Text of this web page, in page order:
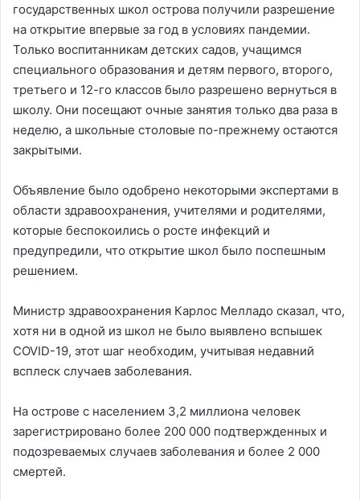
государственных школ острова получили разрешение
на открытие впервые за год в условиях пандемии.
Только воспитанникам детских садов, учащимся
специального образования и детям первого, второго,
третьего и 12-го классов было разрешено вернуться в
школу. Они посещают очные занятия только два раза в
неделю, а школьные столовые по-прежнему остаются
закрытыми.
Объявление было одобрено некоторыми экспертами в
области здравоохранения, учителями и родителями,
которые беспокоились о росте инфекций и
предупредили, что открытие школ было поспешным
решением.
Министр здравоохранения Карлос Мелладо сказал, что,
хотя ни в одной из школ не было выявлено вспышек
COVID-19, этот шаг необходим, учитывая недавний
всплеск случаев заболевания.
На острове с населением 3,2 миллиона человек
зарегистрировано более 200 000 подтвержденных и
подозреваемых случаев заболевания и более 2 000
смертей.